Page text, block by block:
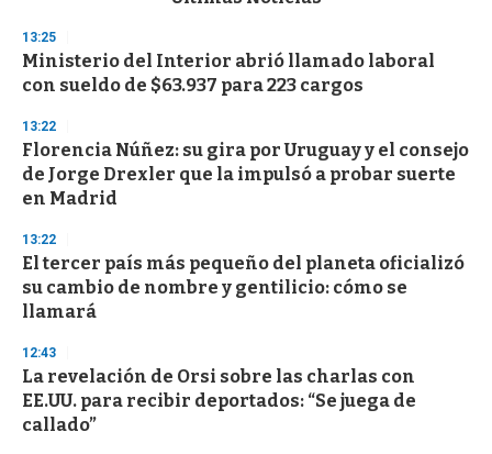
d
s
o
f
3
s
e
c
o
d
s
13:25
Ministerio del Interior abrió llamado laboral
con sueldo de $63.937 para 223 cargos
13:22
Florencia Núñez: su gira por Uruguay y el consejo
de Jorge Drexler que la impulsó a probar suerte
en Madrid
13:22
El tercer país más pequeño del planeta oficializó
su cambio de nombre y gentilicio: cómo se
llamará
12:43
La revelación de Orsi sobre las charlas con
EE.UU. para recibir deportados: “Se juega de
callado”